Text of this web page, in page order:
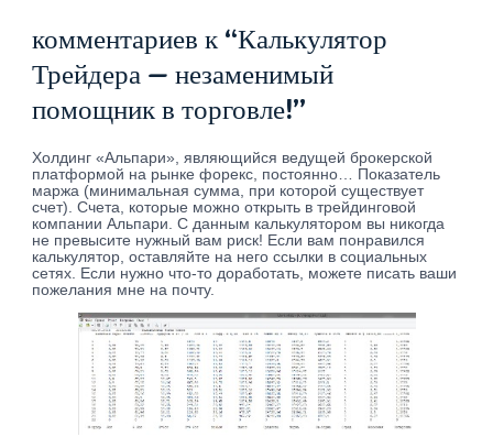
комментариев к “Калькулятор
Трейдера — незаменимый
помощник в торговле!”
Холдинг «Альпари», являющийся ведущей брокерской
платформой на рынке форекс, постоянно… Показатель
маржа (минимальная сумма, при которой существует
счет). Счета, которые можно открыть в трейдинговой
компании Альпари. С данным калькулятором вы никогда
не превысите нужный вам риск! Если вам понравился
калькулятор, оставляйте на него ссылки в социальных
сетях. Если нужно что-то доработать, можете писать ваши
пожелания мне на почту.